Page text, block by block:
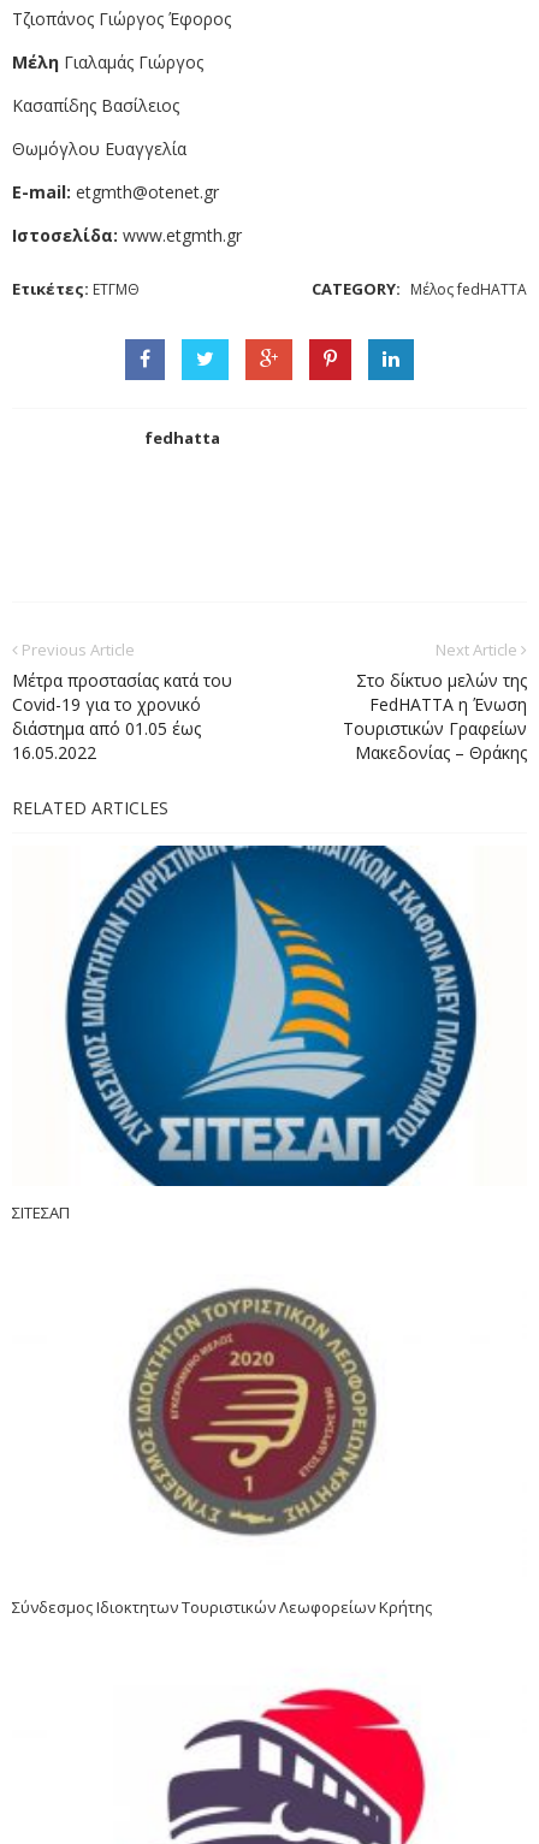
Τζιοπάνος Γιώργος Έφορος
Μέλη Γιαλαμάς Γιώργος
Κασαπίδης Βασίλειος
Θωμόγλου Ευαγγελία
E-mail: etgmth@otenet.gr
Ιστοσελίδα: www.etgmth.gr
Ετικέτες: ΕΤΓΜΘ CATEGORY: Μέλος fedHATTA
fedhatta
Previous Article
Μέτρα προστασίας κατά του
Covid-19 για το χρονικό
διάστημα από 01.05 έως
16.05.2022
Next Article
Στο δίκτυο μελών της
FedHATTA η Ένωση
Τουριστικών Γραφείων
Μακεδονίας – Θράκης
RELATED ARTICLES
ΣΙΤΕΣΑΠ
Σύνδεσμος Ιδιοκτητων Τουριστικών Λεωφορείων Κρήτης